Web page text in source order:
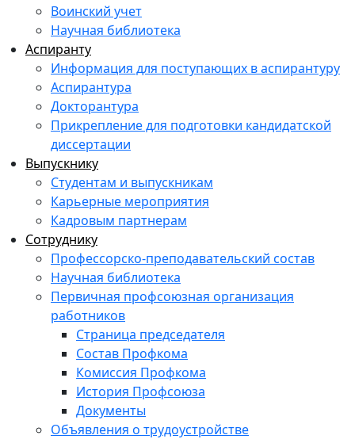
Воинский учет
Научная библиотека
Аспиранту
Информация для поступающих в аспирантуру
Аспирантура
Докторантура
Прикрепление для подготовки кандидатской
диссертации
Выпускнику
Студентам и выпускникам
Карьерные мероприятия
Кадровым партнерам
Сотруднику
Профессорско-преподавательский состав
Научная библиотека
Первичная профсоюзная организация
работников
Страница председателя
Состав Профкома
Комиссия Профкома
История Профсоюза
Документы
Объявления о трудоустройстве